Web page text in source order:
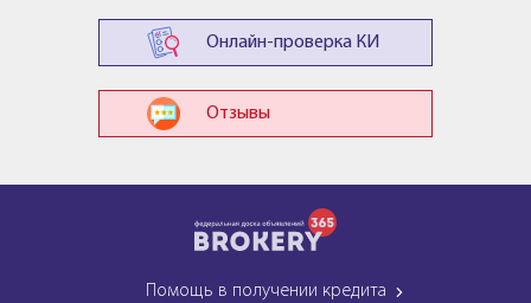
Онлайн-проверка КИ
Отзывы
Помощь в получении кредита